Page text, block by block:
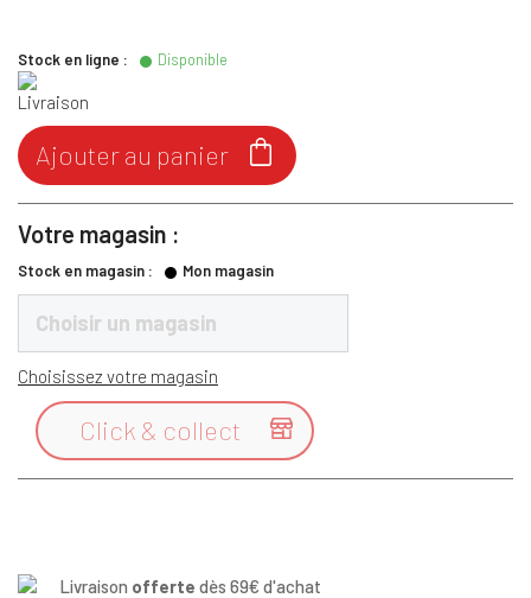
Stock en ligne : Disponible

Ajouter au panier
Votre magasin :
Stock en magasin : Mon magasin
Choisir un magasin
Choisissez votre magasin

Click & collect
Livraison offerte dès 69€ d'achat